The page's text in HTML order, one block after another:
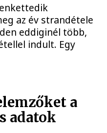
az év strandétele
eddiginél több,
indult. Egy
a
adatok